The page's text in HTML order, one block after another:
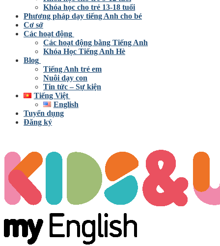
Khóa học cho trẻ 13-18 tuổi
Phương pháp dạy tiếng Anh cho bé
Cơ sở
Các hoạt động
Các hoạt động bằng Tiếng Anh
Khóa Học Tiếng Anh Hè
Blog
Tiếng Anh trẻ em
Nuôi dạy con
Tin tức – Sự kiện
Tiếng Việt
English
Tuyển dụng
Đăng ký